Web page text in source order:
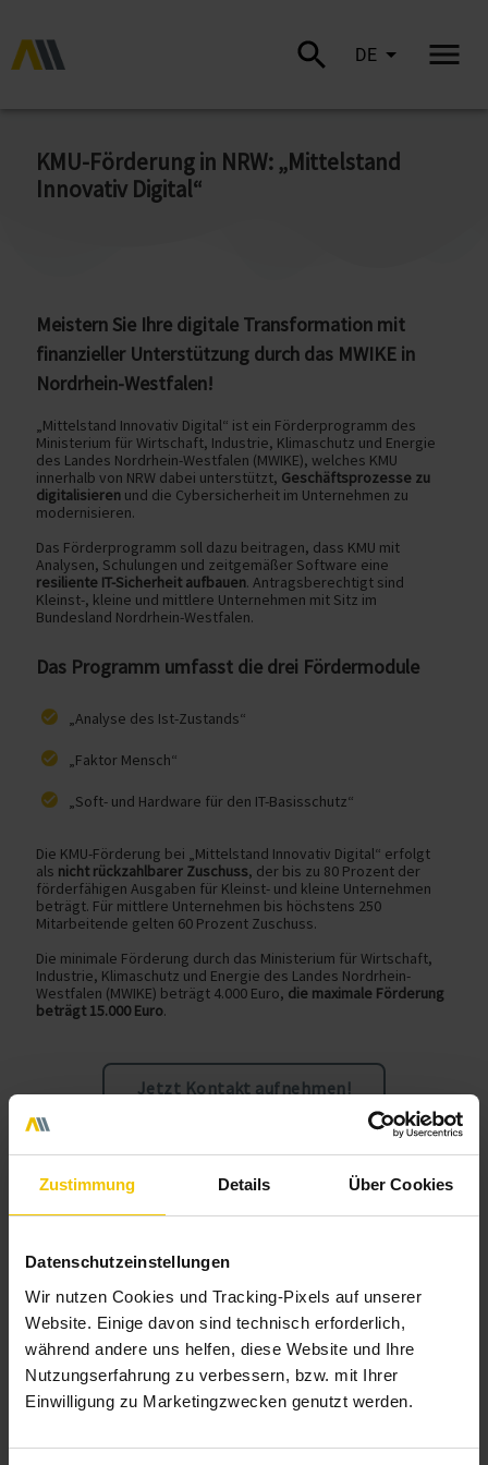
Zustimmung Details Über Cookies
Datenschutzeinstellungen
Wir nutzen Cookies und Tracking-Pixels auf unserer
Website. Einige davon sind technisch erforderlich,
während andere uns helfen, diese Website und Ihre
Nutzungserfahrung zu verbessern, bzw. mit Ihrer
Einwilligung zu Marketingzwecken genutzt werden.
DE
KMU-Förderung in NRW: „Mittelstand
Innovativ Digital“
Meistern Sie Ihre digitale Transformation mit
finanzieller Unterstützung durch das MWIKE in
Nordrhein-Westfalen!
„Mittelstand Innovativ Digital“ ist ein Förderprogramm des
Ministerium für Wirtschaft, Industrie, Klimaschutz und Energie
des Landes Nordrhein-Westfalen (MWIKE), welches KMU
innerhalb von NRW dabei unterstützt, Geschäftsprozesse zu
digitalisieren und die Cybersicherheit im Unternehmen zu
modernisieren.
Das Förderprogramm soll dazu beitragen, dass KMU mit
Analysen, Schulungen und zeitgemäßer Software eine
resiliente IT-Sicherheit aufbauen. Antragsberechtigt sind
Kleinst-, kleine und mittlere Unternehmen mit Sitz im
Bundesland Nordrhein-Westfalen.
Das Programm umfasst die drei Fördermodule
„Analyse des Ist-Zustands“
„Faktor Mensch“
„Soft- und Hardware für den IT-Basisschutz“
Die KMU-Förderung bei „Mittelstand Innovativ Digital“ erfolgt
als nicht rückzahlbarer Zuschuss, der bis zu 80 Prozent der
förderfähigen Ausgaben für Kleinst- und kleine Unternehmen
beträgt. Für mittlere Unternehmen bis höchstens 250
Mitarbeitende gelten 60 Prozent Zuschuss.
Die minimale Förderung durch das Ministerium für Wirtschaft,
Industrie, Klimaschutz und Energie des Landes Nordrhein-
Westfalen (MWIKE) beträgt 4.000 Euro, die maximale Förderung
beträgt 15.000 Euro.
Jetzt Kontakt aufnehmen!